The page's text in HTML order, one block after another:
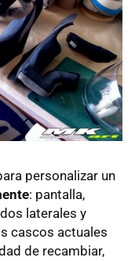
personalizar un
: pantalla,
laterales y
cascos actuales
de recambiar,